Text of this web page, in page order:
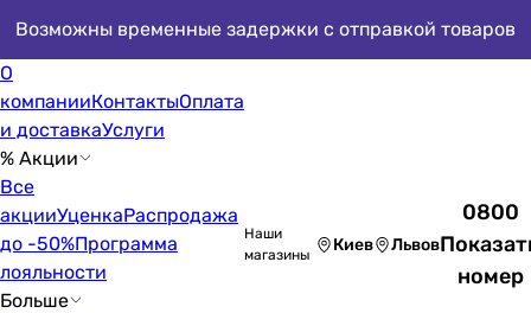
Возможны временные задержки с отправкой товаров
О
компанииКонтактыОплата
и доставкаУслуги
% Акции
Все
акцииУценкаРаспродажа
до -50%Программа
лояльности
Больше
Наши
магазины
Киев Львов
0800
номер